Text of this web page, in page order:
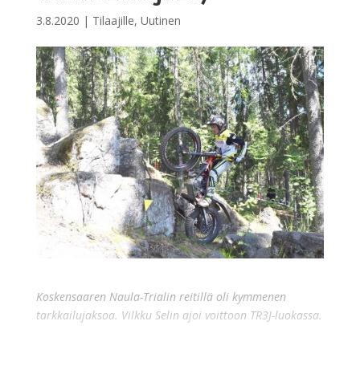
3.8.2020 | Tilaajille, Uutinen
Koskensaaren Naula-Trialin reitillä oli kymmenen
tarkkailujaksoa. Vilkku Selin ajoi voittoon TR3J-luokassa.